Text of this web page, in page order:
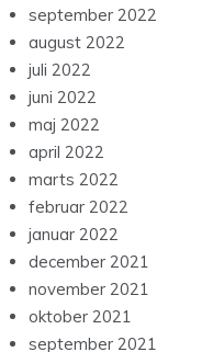
september 2022
august 2022
juli 2022
juni 2022
maj 2022
april 2022
marts 2022
februar 2022
januar 2022
december 2021
november 2021
oktober 2021
september 2021